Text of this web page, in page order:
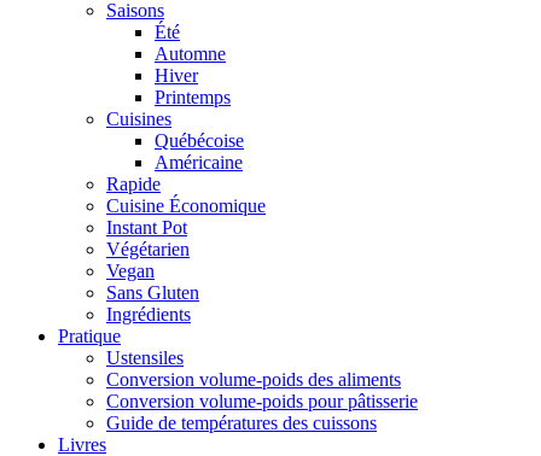
Saisons
Été
Automne
Hiver
Printemps
Cuisines
Québécoise
Américaine
Rapide
Cuisine Économique
Instant Pot
Végétarien
Vegan
Sans Gluten
Ingrédients
Pratique
Ustensiles
Conversion volume-poids des aliments
Conversion volume-poids pour pâtisserie
Guide de températures des cuissons
Livres